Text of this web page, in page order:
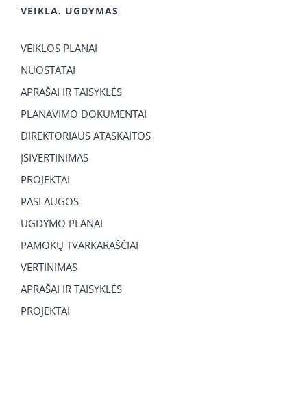
VEIKLA. UGDYMAS
VEIKLOS PLANAI
NUOSTATAI
APRAŠAI IR TAISYKLĖS
PLANAVIMO DOKUMENTAI
DIREKTORIAUS ATASKAITOS
ĮSIVERTINIMAS
PROJEKTAI
PASLAUGOS
UGDYMO PLANAI
PAMOKŲ TVARKARAŠČIAI
VERTINIMAS
APRAŠAI IR TAISYKLĖS
PROJEKTAI